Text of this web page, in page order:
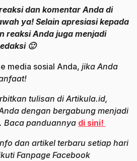
dan komentar Anda di
ya! Selain apresiasi kepada
reaksi Anda juga menjadi
🙂
media sosial Anda, jika Anda
tulisan di Artikula.id,
dengan bergabung menjadi
Baca panduannya di sini!
dan artikel terbaru setiap hari
Fanpage Facebook